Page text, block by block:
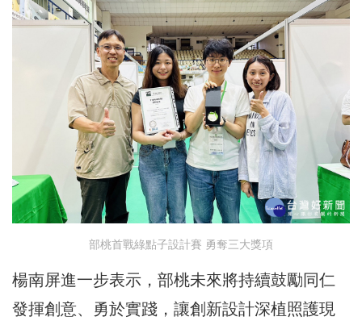
部桃首戰綠點子設計賽 勇奪三大獎項
楊南屏進一步表示，部桃未來將持續鼓勵同仁
發揮創意、勇於實踐，讓創新設計深植照護現